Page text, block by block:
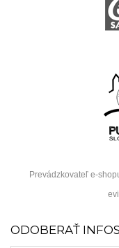
Prevádzkovateľ e-
ODOBERAŤ